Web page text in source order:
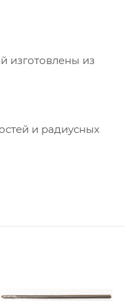
изготовлены из
и радиусных
мм